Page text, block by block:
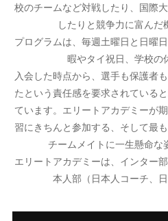
校のチームなど対戦したり、国際
したりと競争力に富んだ
プログラムは、毎週土曜日と日曜
暇やタイ祝日、学校の
入会した時点から、選手も保護者
たという責任感を要求されている
ています。エリートアカデミーが
習にきちんと参加する、そして最
チームメイトに一生懸命な
エリートアカデミーは、インター
本人部（日本人コーチ、